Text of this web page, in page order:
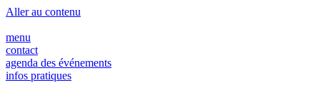
Panneau de gestion des cookies
Aller au contenu
menu
contact
agenda des événements
infos pratiques